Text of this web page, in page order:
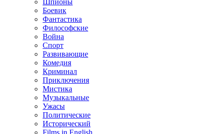
Шпионы
Боевик
Фантастика
Философские
Война
Спорт
Развивающие
Комедия
Криминал
Приключения
Мистика
Музыкальные
Ужасы
Политические
Исторический
Films in English